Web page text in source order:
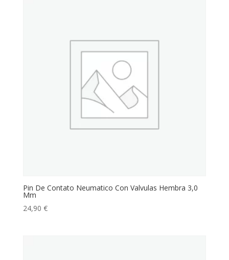
Pin De Contato Neumatico Con Valvulas Hembra 3,0
Mm
24,90 €